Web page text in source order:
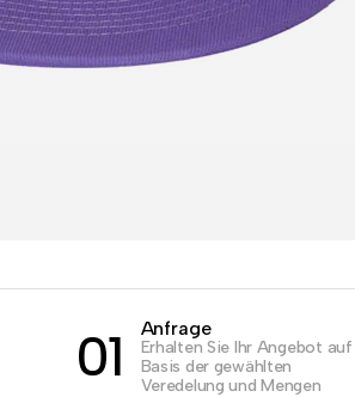
01 Anfrage
Erhalten Sie Ihr Angebot auf
Basis der gewählten
Veredelung und Mengen